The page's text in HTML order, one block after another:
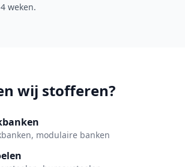
weken.
wij stofferen?
modulaire banken